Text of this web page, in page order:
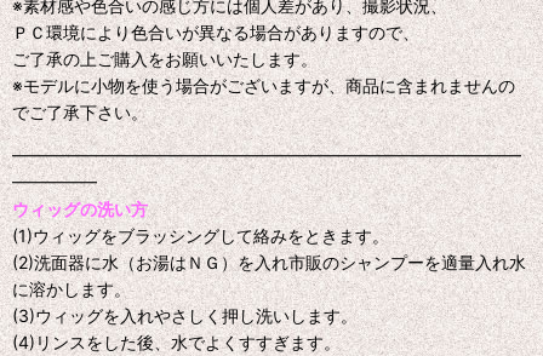
※素材感や色合いの感じ方には個人差があり、撮影状況、
ＰＣ環境により色合いが異なる場合がありますので、
ご了承の上ご購入をお願いいたします。
※モデルに小物を使う場合がございますが、商品に含まれませんの
でご了承下さい。
━━━━━━━━━━━━━━━━━━━━━━━━━━━━━━
━━━━━
ウィッグの洗い方
(1)ウィッグをブラッシングして絡みをときます。
(2)洗面器に水（お湯はＮＧ）を入れ市販のシャンプーを適量入れ水
に溶かします。
(3)ウィッグを入れやさしく押し洗いします。
(4)リンスをした後、水でよくすすぎます。